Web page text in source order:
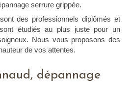
serrure grippée.
des professionnels diplômés et
étudiés au plus juste pour un
Nous vous proposons des
de vos attentes.
dépannage